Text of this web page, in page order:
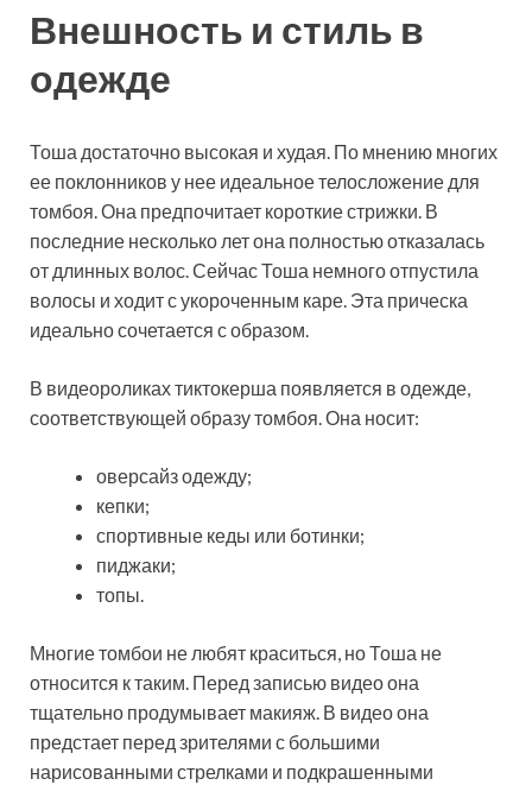
Внешность и стиль в
одежде
Тоша достаточно высокая и худая. По мнению многих
ее поклонников у нее идеальное телосложение для
томбоя. Она предпочитает короткие стрижки. В
последние несколько лет она полностью отказалась
от длинных волос. Сейчас Тоша немного отпустила
волосы и ходит с укороченным каре. Эта прическа
идеально сочетается с образом.
В видеороликах тиктокерша появляется в одежде,
соответствующей образу томбоя. Она носит:
оверсайз одежду;
кепки;
спортивные кеды или ботинки;
пиджаки;
топы.
Многие томбои не любят краситься, но Тоша не
относится к таким. Перед записью видео она
тщательно продумывает макияж. В видео она
предстает перед зрителями с большими
нарисованными стрелками и подкрашенными